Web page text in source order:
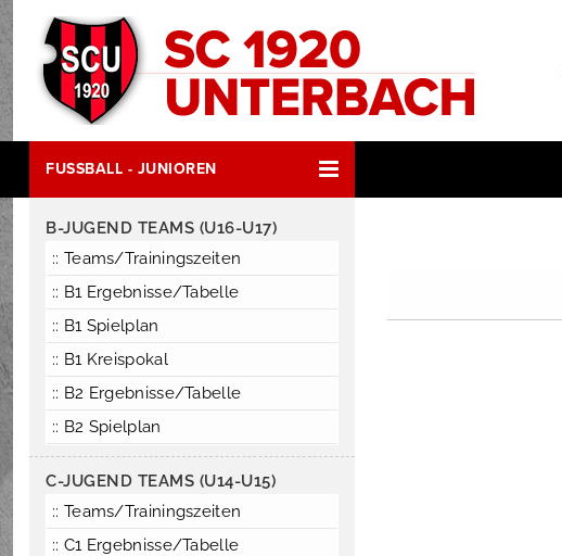
FUSSBALL - JUNIOREN
B-JUGEND TEAMS (U16-U17)
:: Teams/Trainingszeiten
:: B1 Ergebnisse/Tabelle
:: B1 Spielplan
:: B1 Kreispokal
:: B2 Ergebnisse/Tabelle
:: B2 Spielplan
C-JUGEND TEAMS (U14-U15)
:: Teams/Trainingszeiten
:: C1 Ergebnisse/Tabelle